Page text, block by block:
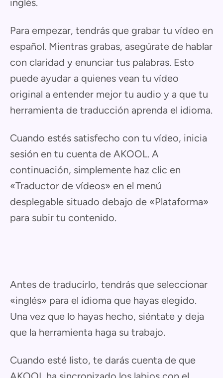
inglés.
Para empezar, tendrás que grabar tu vídeo en
español. Mientras grabas, asegúrate de hablar
con claridad y enunciar tus palabras. Esto
puede ayudar a quienes vean tu vídeo
original a entender mejor tu audio y a que tu
herramienta de traducción aprenda el idioma.
Cuando estés satisfecho con tu vídeo, inicia
sesión en tu cuenta de AKOOL. A
continuación, simplemente haz clic en
«Traductor de vídeos» en el menú
desplegable situado debajo de «Plataforma»
para subir tu contenido.
Antes de traducirlo, tendrás que seleccionar
«inglés» para el idioma que hayas elegido.
Una vez que lo hayas hecho, siéntate y deja
que la herramienta haga su trabajo.
Cuando esté listo, te darás cuenta de que